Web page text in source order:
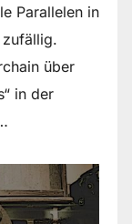
Parallelen in
zufällig.
über
in der